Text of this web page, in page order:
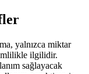
yalnızca miktar
ilgilidir.
sağlayacak